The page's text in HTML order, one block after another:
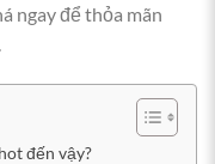
ngay để thỏa mãn
đến vậy?